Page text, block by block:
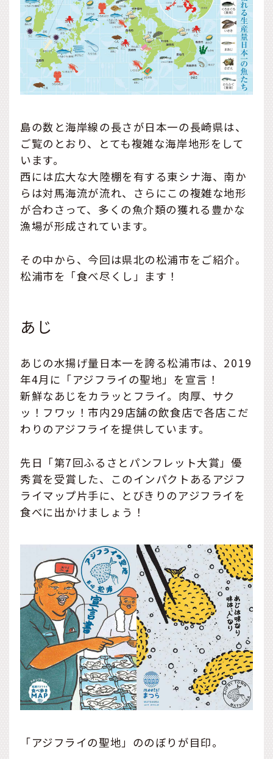
島の数と海岸線の長さが日本一の長崎県は、
ご覧のとおり、とても複雑な海岸地形をして
います。
西には広大な大陸棚を有する東シナ海、南か
らは対馬海流が流れ、さらにこの複雑な地形
が合わさって、多くの魚介類の獲れる豊かな
漁場が形成されています。
その中から、今回は県北の松浦市をご紹介。
松浦市を「食べ尽くし」ます！
あじ
あじの水揚げ量日本一を誇る松浦市は、2019
年4月に「アジフライの聖地」を宣言！
新鮮なあじをカラッとフライ。肉厚、サク
ッ！フワッ！市内29店舗の飲食店で各店こだ
わりのアジフライを提供しています。
先日「第7回ふるさとパンフレット大賞」優
秀賞を受賞した、このインパクトあるアジフ
ライマップ片手に、とびきりのアジフライを
食べに出かけましょう！
「アジフライの聖地」ののぼりが目印。